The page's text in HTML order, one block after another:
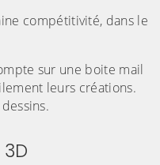
compétitivité, dans le
sur une boite mail
leurs créations.